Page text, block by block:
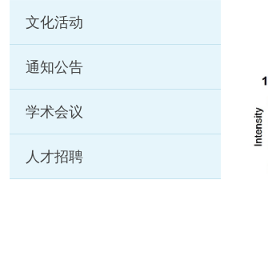
文化活动
通知公告
学术会议
人才招聘